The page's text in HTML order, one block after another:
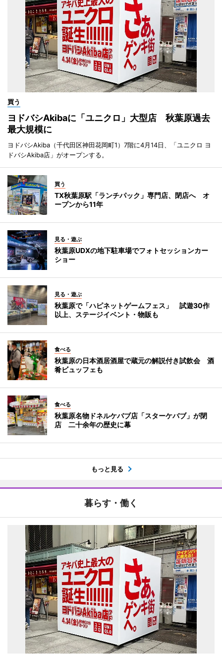
買う
ヨドバシAkibaに「ユニクロ」大型店 秋葉原過去
最大規模に
ヨドバシAkiba（千代田区神田花岡町1）7階に4月14日、「ユニクロ ヨ
ドバシAkiba店」がオープンする。
買う
TX秋葉原駅「ランチパック」専門店、閉店へ オ
ープンから11年
見る・遊ぶ
秋葉原UDXの地下駐車場でフォトセッションカー
ショー
見る・遊ぶ
秋葉原で「ハピネットゲームフェス」 試遊30作
以上、ステージイベント・物販も
食べる
秋葉原の日本酒居酒屋で蔵元の解説付き試飲会 酒
肴ビュッフェも
食べる
秋葉原名物ドネルケバブ店「スターケバブ」が閉
店 二十余年の歴史に幕
もっと見る
暮らす・働く